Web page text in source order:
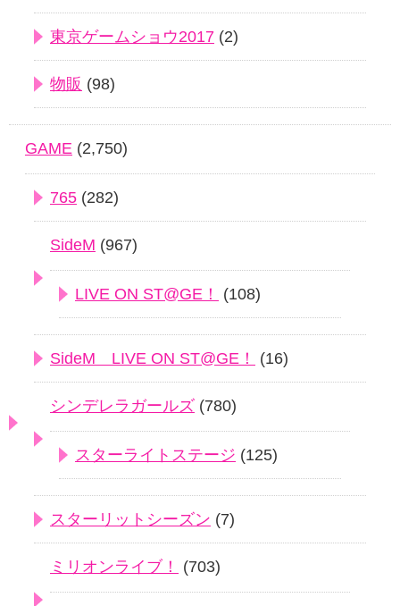
東京ゲームショウ2017 (2)
物販 (98)
GAME (2,750)
765 (282)
SideM (967)
LIVE ON ST@GE！ (108)
SideM LIVE ON ST@GE！ (16)
シンデレラガールズ (780)
スターライトステージ (125)
スターリットシーズン (7)
ミリオンライブ！ (703)